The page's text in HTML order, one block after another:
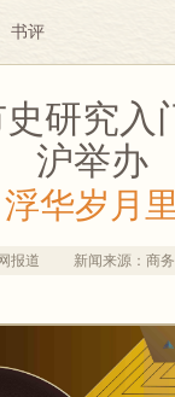
书评
研究入
沪举办
华岁月
报道 新闻来源：商